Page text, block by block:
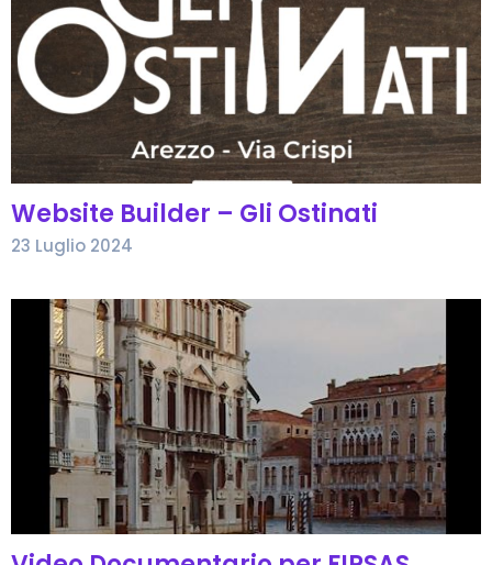
Website Builder – Gli Ostinati
23 Luglio 2024